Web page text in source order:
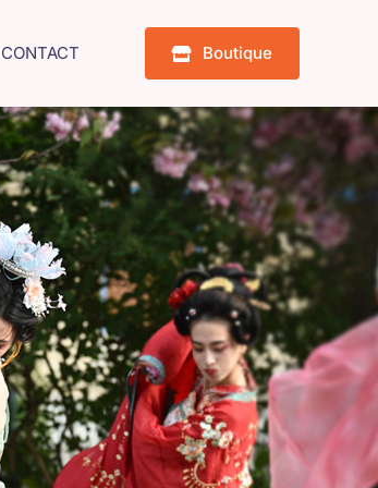
CONTACT Boutique